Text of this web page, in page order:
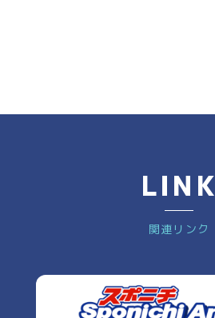
LINK
関連リンク